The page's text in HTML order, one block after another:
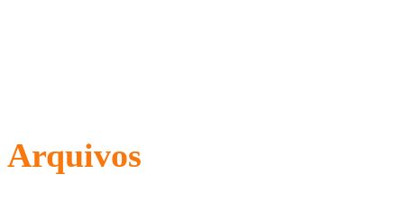
Arquivos